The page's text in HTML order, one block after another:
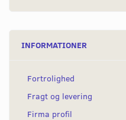
INFORMATIONER
Fortrolighed
Fragt og levering
Firma profil